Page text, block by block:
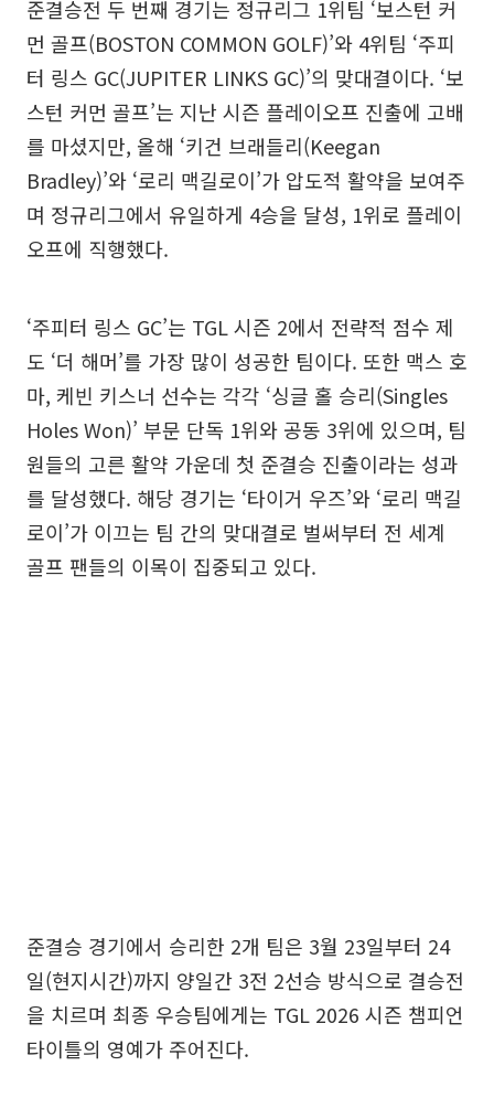
준결승전 두 번째 경기는 정규리그 1위팀 ‘보스턴 커
먼 골프(BOSTON COMMON GOLF)’와 4위팀 ‘주피
터 링스 GC(JUPITER LINKS GC)’의 맞대결이다. ‘보
스턴 커먼 골프’는 지난 시즌 플레이오프 진출에 고배
를 마셨지만, 올해 ‘키건 브래들리(Keegan
Bradley)’와 ‘로리 맥길로이’가 압도적 활약을 보여주
며 정규리그에서 유일하게 4승을 달성, 1위로 플레이
오프에 직행했다.
‘주피터 링스 GC’는 TGL 시즌 2에서 전략적 점수 제
도 ‘더 해머’를 가장 많이 성공한 팀이다. 또한 맥스 호
마, 케빈 키스너 선수는 각각 ‘싱글 홀 승리(Singles
Holes Won)’ 부문 단독 1위와 공동 3위에 있으며, 팀
원들의 고른 활약 가운데 첫 준결승 진출이라는 성과
를 달성했다. 해당 경기는 ‘타이거 우즈’와 ‘로리 맥길
로이’가 이끄는 팀 간의 맞대결로 벌써부터 전 세계
골프 팬들의 이목이 집중되고 있다.
준결승 경기에서 승리한 2개 팀은 3월 23일부터 24
일(현지시간)까지 양일간 3전 2선승 방식으로 결승전
을 치르며 최종 우승팀에게는 TGL 2026 시즌 챔피언
타이틀의 영예가 주어진다.